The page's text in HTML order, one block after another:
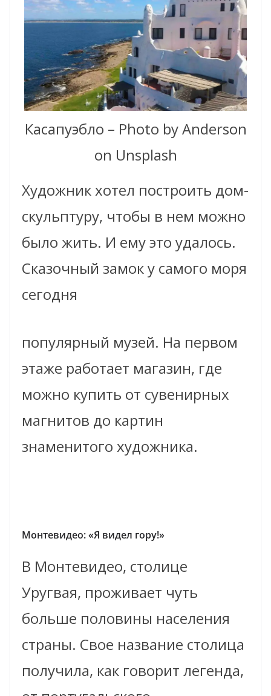
Касапуэбло – Photo by Anderson
on Unsplash
Художник хотел построить дом-
скульптуру, чтобы в нем можно
было жить. И ему это удалось.
Сказочный замок у самого моря
сегодня
популярный музей. На первом
этаже работает магазин, где
можно купить от сувенирных
магнитов до картин
знаменитого художника.
Монтевидео: «Я видел гору!»
В Монтевидео, столице
Уругвая, проживает чуть
больше половины населения
страны. Свое название столица
получила, как говорит легенда,